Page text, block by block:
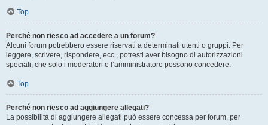
Top
Perché non riesco ad accedere a un forum?
Alcuni forum potrebbero essere riservati a determinati utenti o gruppi. Per
leggere, scrivere, rispondere, ecc., potresti aver bisogno di autorizzazioni
speciali, che solo i moderatori e l’amministratore possono concedere.
Top
Perché non riesco ad aggiungere allegati?
La possibilità di aggiungere allegati può essere concessa per forum, per